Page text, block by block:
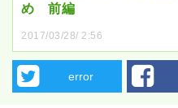
め 前編
2017/03/28/ 2:56
error